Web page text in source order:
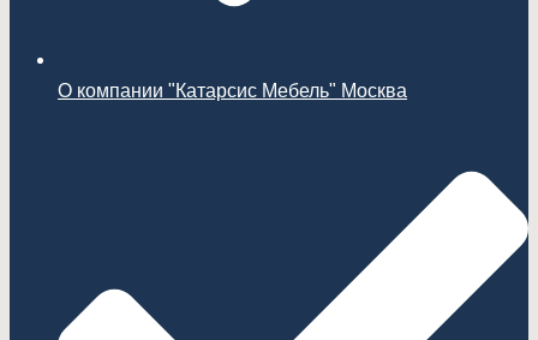
О компании "Катарсис Мебель" Москва